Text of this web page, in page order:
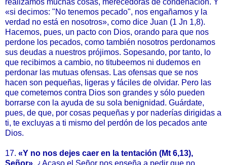
«si decimos: "No tenemos pecado", nos engañamos y la
verdad no está en nosotros», como dice Juan (1 Jn 1,8).
Hacemos, pues, un pacto con Dios, orando para que nos
perdone los pecados, como también nosotros perdonamos
sus deudas a nuestros prójimos. Sopesando, por tanto, lo
que recibimos a cambio, no titubeemos ni dudemos en
perdonar las mutuas ofensas. Las ofensas que se nos
hacen son pequeñas, ligeras y fáciles de olvidar. Pero las
que cometemos contra Dios son grandes y sólo pueden
borrarse con la ayuda de su sola benignidad. Guárdate,
pues, de que, por cosas pequeñas y por naderías dirigidas a
ti, te excluyas a ti mismo del perdón de los pecados ante
Dios.
17. «Y no nos dejes caer en la tentación (Mt 6,13),
Señor». ¿Acaso el Señor nos enseña a pedir que no